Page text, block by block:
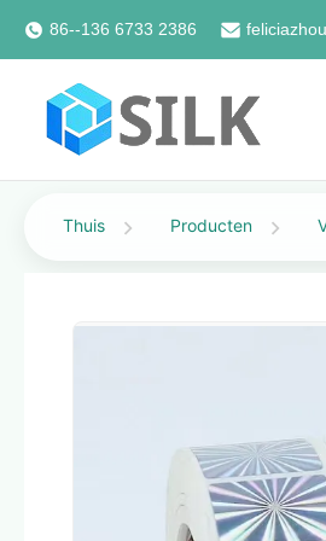
86--136 6733 2386
Thuis Producten